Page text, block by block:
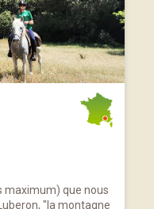
maximum) que nous
"la montagne